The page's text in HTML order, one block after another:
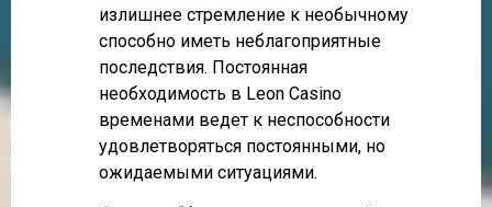
излишнее стремление к необычному
способно иметь неблагоприятные
последствия. Постоянная
необходимость в Leon Casino
временами ведет к неспособности
удовлетворяться постоянными, но
ожидаемыми ситуациями.